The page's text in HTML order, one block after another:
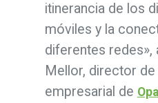
itinerancia de los
móviles y la
diferentes redes»,
Mellor, director
empresarial de